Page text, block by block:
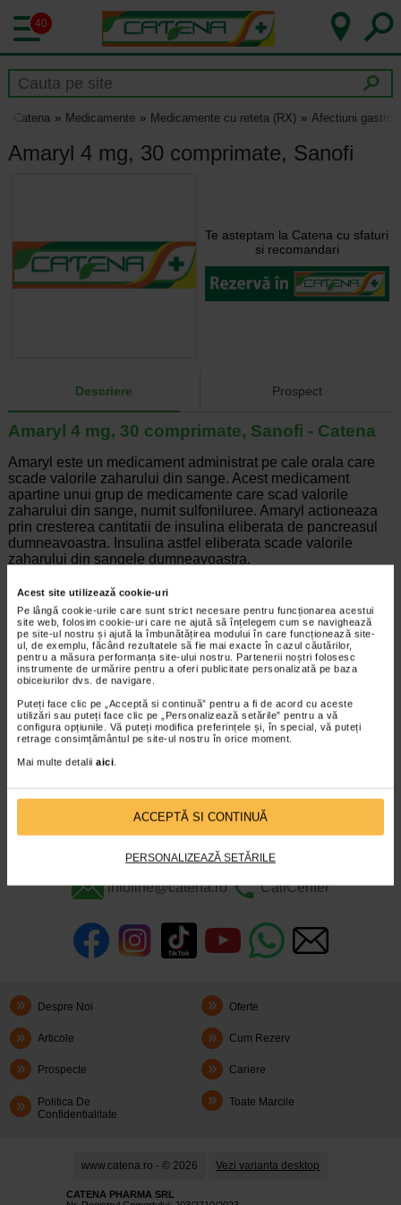
Acest site utilizează cookie-uri
Pe lângă cookie-urile care sunt strict necesare pentru funcționarea acestui
site web, folosim cookie-uri care ne ajută să înțelegem cum se navighează
pe site-ul nostru și ajută la îmbunătățirea modului în care funcționează site-
ul, de exemplu, făcând rezultatele să fie mai exacte în cazul căutărilor,
pentru a măsura performanța site-ului nostru. Partenerii noștri folosesc
instrumente de urmărire pentru a oferi publicitate personalizată pe baza
obiceiurilor dvs. de navigare.
Puteți face clic pe „Acceptă si continuă” pentru a fi de acord cu aceste
utilizări sau puteți face clic pe „Personalizează setările” pentru a vă
configura opțiunile. Vă puteți modifica preferințele și, în special, vă puteți
retrage consimțământul pe site-ul nostru în orice moment.
Mai multe detalii aici.
ACCEPTĂ SI CONTINUĂ
PERSONALIZEAZĂ SETĂRILE
40
Catena Medicamente Medicamente cu reteta (RX) Afectiuni
Amaryl 4 mg, 30 comprimate, Sanofi
Te asteptam la Catena cu sfaturi
si recomandari
Descriere Prospect
Amaryl 4 mg, 30 comprimate, Sanofi - Catena
Amaryl este un medicament administrat pe cale orala care
scade valorile zaharului din sange. Acest medicament
apartine unui grup de medicamente care scad valorile
zaharului din sange, numit sulfoniluree. Amaryl actioneaza
prin cresterea cantitatii de insulina eliberata de pancreasul
dumneavoastra. Insulina astfel eliberata scade valorile
zaharului din sangele dumneavoastra.
Producator: SANOFI
*Pentru pret te asteptam in cea mai apropiata farmacie Catena
ARTICOLE RECOMANDATE
Totul despre insulina: roluri, functii si importanta
Boli cronice
Insulina este un hormon polipeptidic
esential in mentinerea echilibrului
reglarea nivelului de glucoza (glicemiei) din
sange. Este produsa de celulele β ale…
Timp de citire:6 minute, 6 secunde 27 martie 2025
infoline@catena.ro CallCenter
Despre Noi Oferte
Articole Cum Rezerv
Prospecte Cariere
Politica De
Confidentialitate
Toate Marcile
www.catena.ro - © 2026 Vezi varianta desktop
CATENA PHARMA SRL